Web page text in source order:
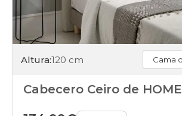
Altura:120 cm
Cabecero Ceiro de HOME